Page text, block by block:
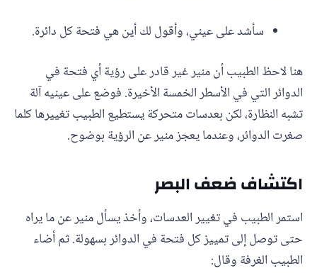
سأشد على عيني، وأقول لك أين هي فتحة كل دائرة.
هنا لاحظ الطبيب أن منير غير قادر على رؤية أي فتحة في
الدوائر التي في الأسطر الخمسة الأخيرة. فوضع على عينيه آلة
تشبه النظارة، لكن بعدسات متحركة يستطيع الطبيب تغييرها كلما
صغرت الدوائر، وعندما يعجز منير عن الرؤية بوضوح.
اكتشاف ضعف البصر
استمر الطبيب في تغيير العدسات، وأخذ يسأل منير عن ما يراه
حتى توصل إلى تمييز كل فتحة في الدوائر بسهولة. ثم أضاء
الطبيب الغرفة وقال: